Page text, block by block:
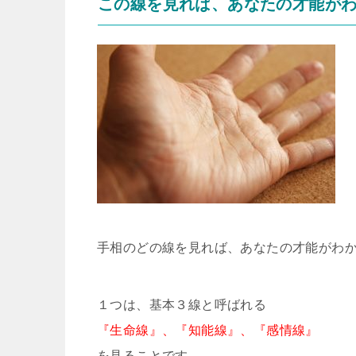
この線を見れば、あなたの才能が
手相のどの線を見れば、あなたの才能がわ
１つは、基本３線と呼ばれる
『生命線』、『知能線』、『感情線』